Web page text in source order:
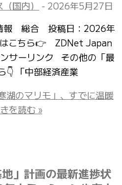
国内） - 2026年5月27日
報 総合 投稿日：2026年
こちら👉 ZDNet Japan
サーリンク その他の「最
👇 「中部経済産業
湖のマリモ」、すでに温暖
を読む »
」計画の最新進捗状